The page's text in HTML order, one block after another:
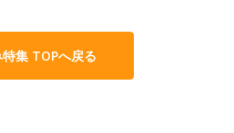
集 TOPへ戻る